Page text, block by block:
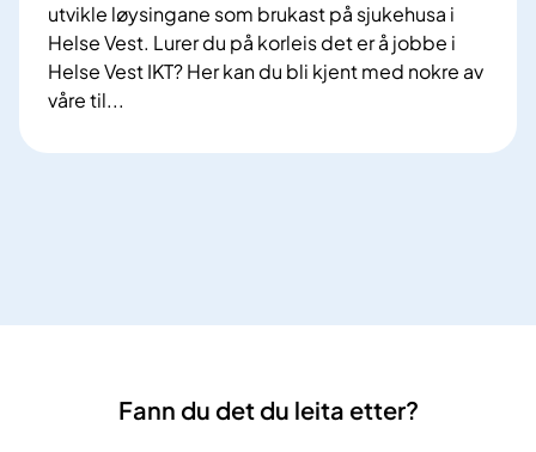
utvikle løysingane som brukast på sjukehusa i
Helse Vest. Lurer du på korleis det er å jobbe i
Helse Vest IKT? Her kan du bli kjent med nokre av
våre til...
l
t
Fann du det du leita etter?